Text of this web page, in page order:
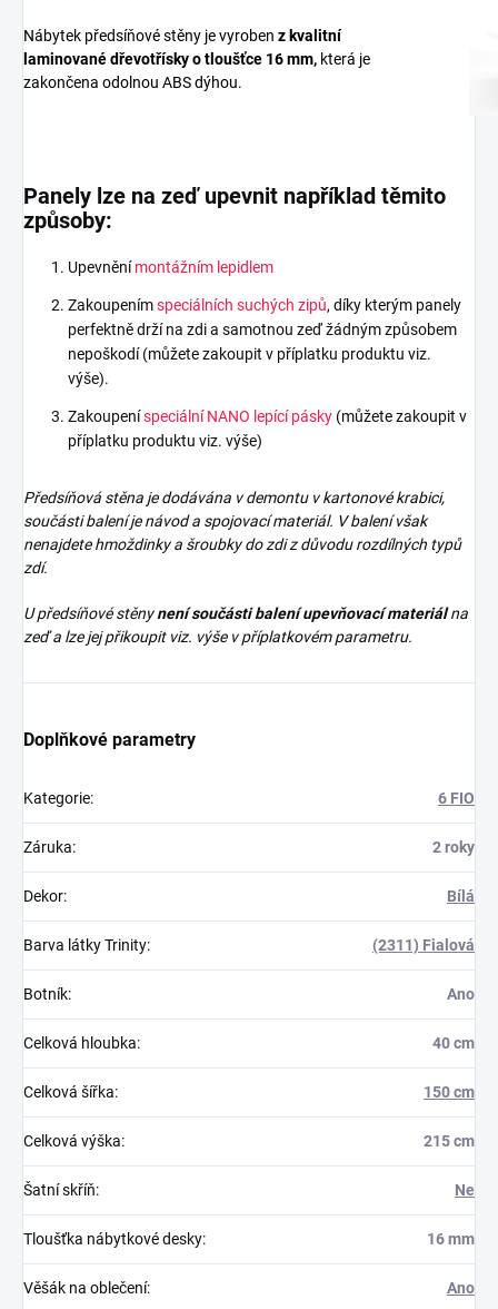
Nábytek předsíňové stěny je vyroben z kvalitní
laminované dřevotřískyo tloušťce 16 mm, která je
zakončena odolnou ABS dýhou.
Panely lze na zeď upevnit například těmito
způsoby:
Upevněnímontážním lepidlem
Zakoupenímspeciálních suchých zipů, díky kterým panely
perfektně drží na zdi a samotnou zeď žádným způsobem
nepoškodí (můžete zakoupit v příplatku produktu viz.
výše).
Zakoupeníspeciální NANO lepící pásky (můžete zakoupit v
příplatku produktu viz. výše)
Předsíňová stěna je dodávána v demontu v kartonové krabici,
součásti balení je návod a spojovací materiál. V balení však
nenajdetehmoždinky a šroubky do zdi z důvodu rozdílných typů
zdí.
U předsíňové stěnynení součásti balení upevňovací materiálna
zeď a lze jej přikoupit viz. výše v příplatkovém parametru.
Doplňkové parametry
Kategorie: 6 FIO
Záruka: 2 roky
Dekor: Bílá
Barva látky Trinity: (2311) Fialová
Botník: Ano
Celková hloubka: 40 cm
Celková šířka: 150 cm
Celková výška: 215 cm
Šatní skříň: Ne
Tloušťka nábytkové desky: 16 mm
Věšák na oblečení: Ano